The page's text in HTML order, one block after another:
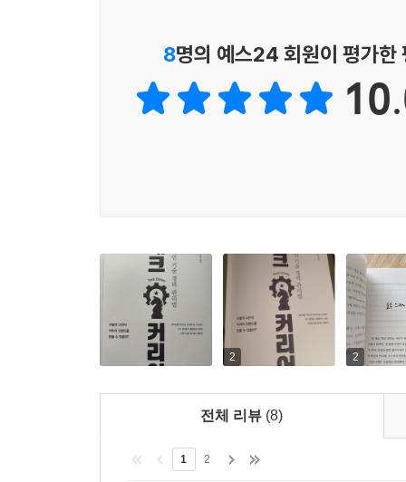
8명의 예스24 회원이 평가한
2 2
전체 리뷰 (8)
1 2